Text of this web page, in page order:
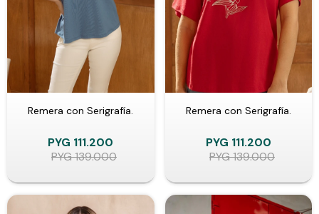
Remera con Serigrafía.
PYG 111.200
PYG139.000
Remera con Serigrafía.
PYG 111.200
PYG139.000